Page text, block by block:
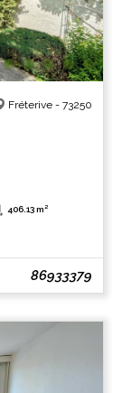
Fréterive - 73250
406.13 m²
86933379